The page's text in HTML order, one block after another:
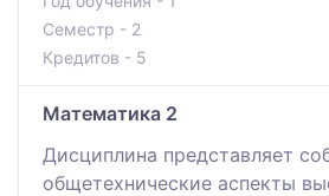
Семестр - 2
Кредитов - 5
Математика 2
Дисциплина представляет
общетехнические аспекты